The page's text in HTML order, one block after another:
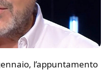
l’appuntamento